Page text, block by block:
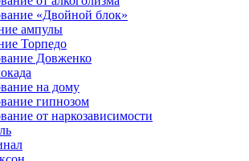
«Двойной блок»
ампулы
Торпедо
Довженко
на дому
гипнозом
от наркозависимости